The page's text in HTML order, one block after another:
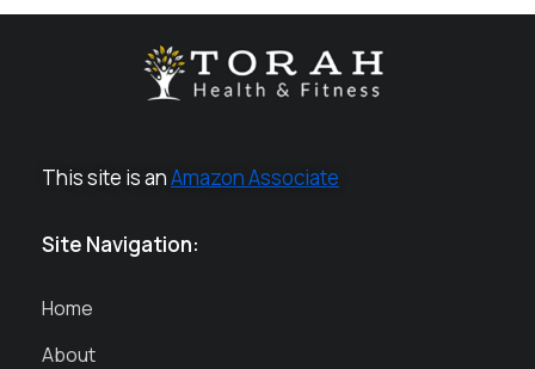
This site is anAmazon Associate
Site Navigation:
Home
About